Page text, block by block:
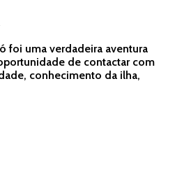
foi uma verdadeira aventura
de contactar com
conhecimento da ilha,